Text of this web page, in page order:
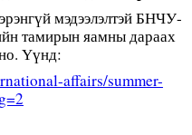
мэдээлэлтэй БНЧУ-
тамирын яамны дараах
Үүнд:
affairs/summer-